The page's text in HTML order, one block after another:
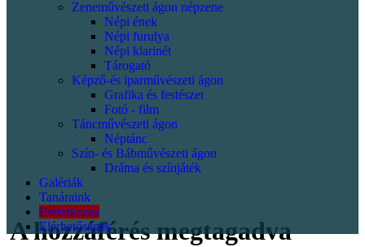
Zeneművészeti ágon népzene
Népi ének
Népi furulya
Népi klarinét
Tárogató
Képző-és iparművészeti ágon
Grafika és festészet
Fotó - film
Táncművészeti ágon
Néptánc
Szín- és Bábművészeti ágon
Dráma és színjáték
Galériák
Tanáraink
Beiratkozás
Elérhetőségek
<p></p>
A hozzáférés megtagadva